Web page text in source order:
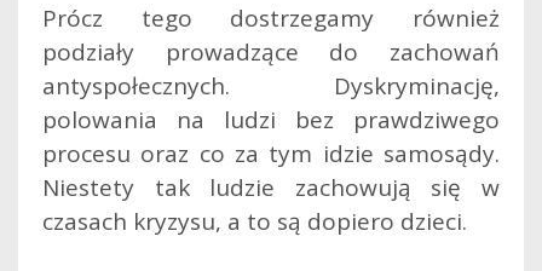
Prócz tego dostrzegamy również
podziały prowadzące do zachowań
antyspołecznych. Dyskryminację,
polowania na ludzi bez prawdziwego
procesu oraz co za tym idzie samosądy.
Niestety tak ludzie zachowują się w
czasach kryzysu, a to są dopiero dzieci.